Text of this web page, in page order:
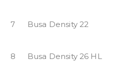
7
Busa Density 22
8
Busa Density 26 HL